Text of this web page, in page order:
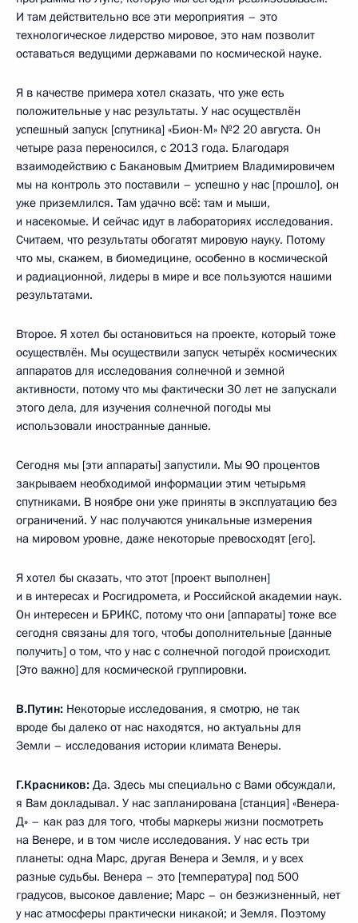
И там действительно все эти мероприятия – это
технологическое лидерство мировое, это нам позволит
оставаться ведущими державами по космической науке.
Я в качестве примера хотел сказать, что уже есть
положительные у нас результаты. У нас осуществлён
успешный запуск [спутника] «Бион-М» №2 20 августа. Он
четыре раза переносился, с 2013 года. Благодаря
взаимодействию с Бакановым Дмитрием Владимировичем
мы на контроль это поставили – успешно у нас [прошло], он
уже приземлился. Там удачно всё: там и мыши,
и насекомые. И сейчас идут в лабораториях исследования.
Считаем, что результаты обогатят мировую науку. Потому
что мы, скажем, в биомедицине, особенно в космической
и радиационной, лидеры в мире и все пользуются нашими
результатами.
Второе. Я хотел бы остановиться на проекте, который тоже
осуществлён. Мы осуществили запуск четырёх космических
аппаратов для исследования солнечной и земной
активности, потому что мы фактически 30 лет не запускали
этого дела, для изучения солнечной погоды мы
использовали иностранные данные.
Сегодня мы [эти аппараты] запустили. Мы 90 процентов
закрываем необходимой информации этим четырьмя
спутниками. В ноябре они уже приняты в эксплуатацию без
ограничений. У нас получаются уникальные измерения
на мировом уровне, даже некоторые превосходят [его].
Я хотел бы сказать, что этот [проект выполнен]
и в интересах и Росгидромета, и Российской академии наук.
Он интересен и БРИКС, потому что они [аппараты] тоже все
сегодня связаны для того, чтобы дополнительные [данные
получить] о том, что у нас с солнечной погодой происходит.
[Это важно] для космической группировки.
В.Путин: Некоторые исследования, я смотрю, не так
вроде бы далеко от нас находятся, но актуальны для
Земли – исследования истории климата Венеры.
Г.Красников: Да. Здесь мы специально с Вами обсуждали,
я Вам докладывал. У нас запланирована [станция] «Венера-
Д» – как раз для того, чтобы маркеры жизни посмотреть
на Венере, и в том числе исследования. У нас есть три
планеты: одна Марс, другая Венера и Земля, и у всех
разные судьбы. Венера – это [температура] под 500
градусов, высокое давление; Марс – он безжизненный, нет
у нас атмосферы практически никакой; и Земля. Поэтому